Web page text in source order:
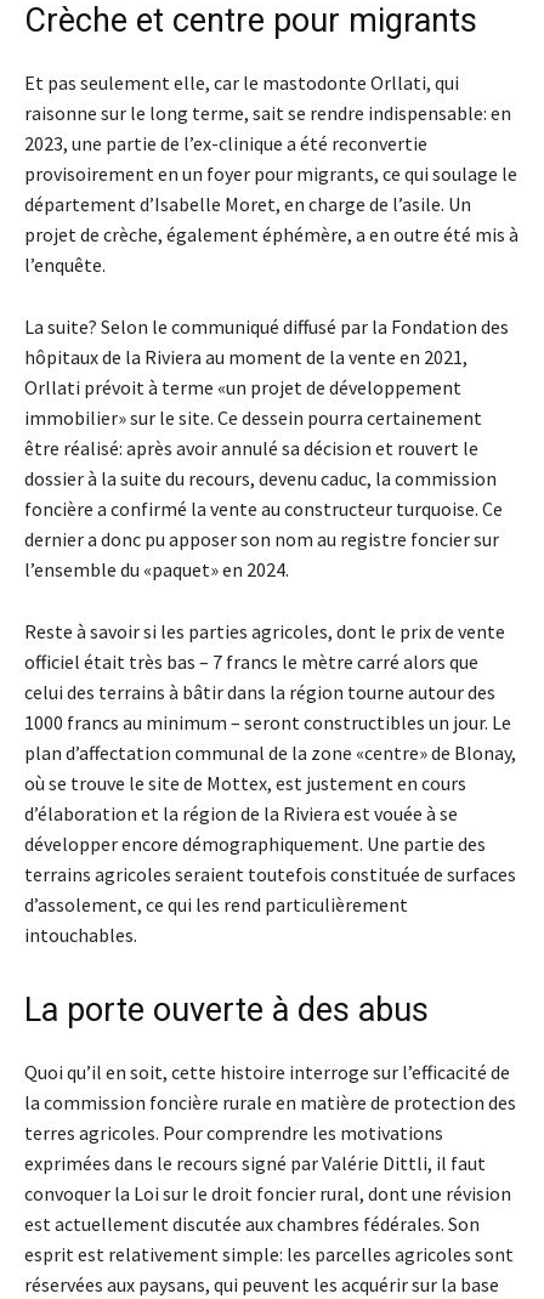
Crèche et centre pour migrants
Et pas seulement elle, car le mastodonte Orllati, qui
raisonne sur le long terme, sait se rendre indispensable: en
2023, une partie de l’ex-clinique a été reconvertie
provisoirement en un foyer pour migrants, ce qui soulage le
département d’Isabelle Moret, en charge de l’asile. Un
projet de crèche, également éphémère, a en outre été mis à
l’enquête.
La suite? Selon le communiqué diffusé par la Fondation des
hôpitaux de la Riviera au moment de la vente en 2021,
Orllati prévoit à terme «un projet de développement
immobilier» sur le site. Ce dessein pourra certainement
être réalisé: après avoir annulé sa décision et rouvert le
dossier à la suite du recours, devenu caduc, la commission
foncière a confirmé la vente au constructeur turquoise. Ce
dernier a donc pu apposer son nom au registre foncier sur
l’ensemble du «paquet» en 2024.
Reste à savoir si les parties agricoles, dont le prix de vente
officiel était très bas – 7 francs le mètre carré alors que
celui des terrains à bâtir dans la région tourne autour des
1000 francs au minimum – seront constructibles un jour. Le
plan d’affectation communal de la zone «centre» de Blonay,
où se trouve le site de Mottex, est justement en cours
d’élaboration et la région de la Riviera est vouée à se
développer encore démographiquement. Une partie des
terrains agricoles seraient toutefois constituée de surfaces
d’assolement, ce qui les rend particulièrement
intouchables.
La porte ouverte à des abus
Quoi qu’il en soit, cette histoire interroge sur l’efficacité de
la commission foncière rurale en matière de protection des
terres agricoles. Pour comprendre les motivations
exprimées dans le recours signé par Valérie Dittli, il faut
convoquer la Loi sur le droit foncier rural, dont une révision
est actuellement discutée aux chambres fédérales. Son
esprit est relativement simple: les parcelles agricoles sont
réservées aux paysans, qui peuvent les acquérir sur la base